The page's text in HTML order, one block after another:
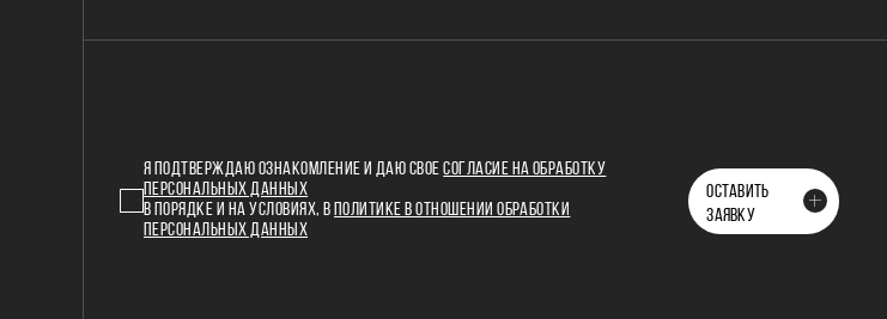
Я ПОДТВЕРЖДАЮ ОЗНАКОМЛЕНИЕ И ДАЮ СВОЕСОГЛАСИЕ НА ОБРАБОТКУ
ПЕРСОНАЛЬНЫХ ДАННЫХ
В ПОРЯДКЕ И НА УСЛОВИЯХ, В
ПОЛИТИКЕ В ОТНОШЕНИИ ОБРАБОТКИ
ПЕРСОНАЛЬНЫХ ДАННЫХ
ОСТАВИТЬ
ЗАЯВКУ